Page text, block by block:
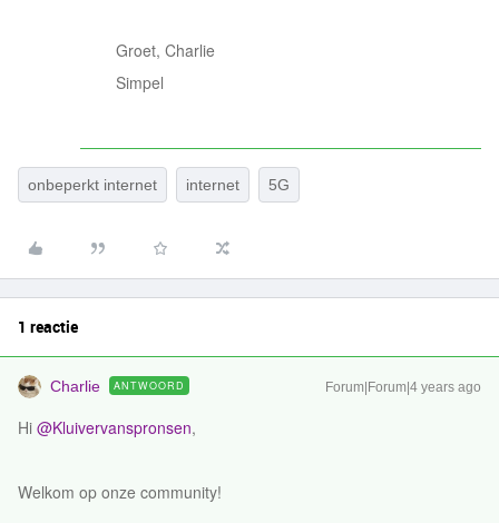
Groet, Charlie
Simpel
onbeperkt internet internet 5G
1 reactie
Charlie ANTWOORD Forum|Forum|4 years ago
Hi @Kluivervanspronsen,
Welkom op onze community!